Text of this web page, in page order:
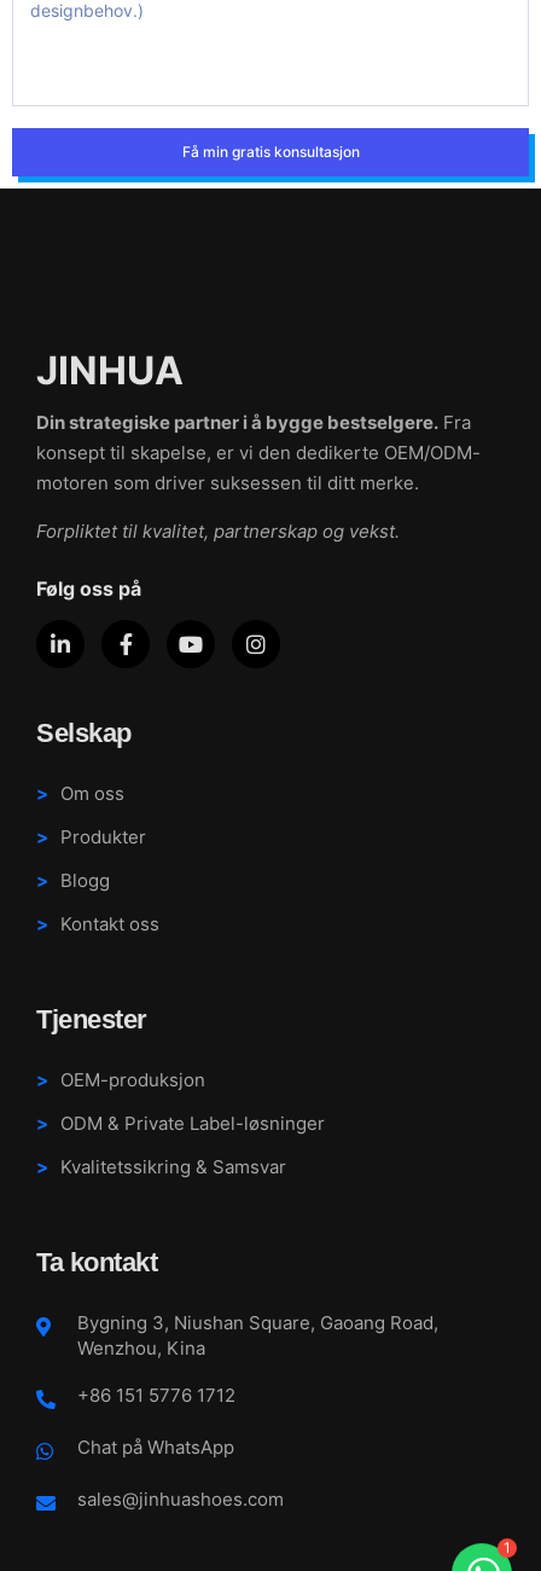
Få min gratis konsultasjon
JINHUA
Din strategiske partner i å bygge bestselgere. Fra
konsept til skapelse, er vi den dedikerte OEM/ODM-
motoren som driver suksessen til ditt merke.
Forpliktet til kvalitet, partnerskap og vekst.
Følg oss på
Selskap
Om oss
Produkter
Blogg
Kontakt oss
Tjenester
OEM-produksjon
ODM & Private Label-løsninger
Kvalitetssikring & Samsvar
Ta kontakt
Bygning 3, Niushan Square, Gaoang Road,
Wenzhou, Kina
+86 151 5776 1712
Chat på WhatsApp
sales@jinhuashoes.com